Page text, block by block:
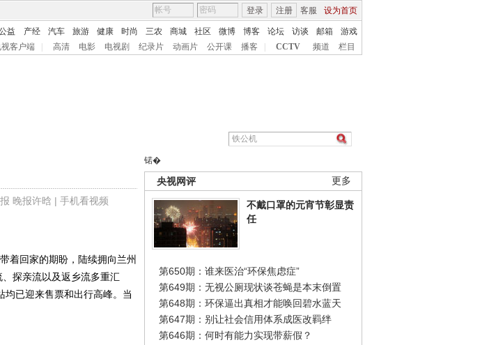
客服 设为首页
登录 注册
益 产经 汽车 旅游 健康 时尚 三农 商城 社区 微博 博客 论坛 访谈 邮箱
游戏
视客户端 高清 电影 电视剧 纪录片 动画片 公开课 播客 CCTV 频道 栏目
晚报许晗 | 手机看视频
锘�
更多
央视网评
不戴口罩的元宵节彰显责
任
第650期：谁来医治“环保焦虑症”
第649期：无视公厕现状谈苍蝇是本末倒置
第648期：环保逼出真相才能唤回碧水蓝天
第647期：别让社会信用体系成医改羁绊
第646期：何时有能力实现带薪假？
回家的期盼，陆续拥向兰州
探亲流以及返乡流多重汇
已迎来售票和出行高峰。当